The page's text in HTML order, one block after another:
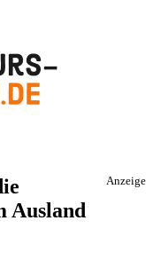
Anzeige
Ausland